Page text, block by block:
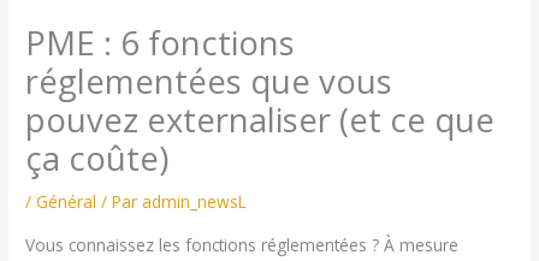
PME : 6 fonctions
réglementées que vous
pouvez externaliser (et ce que
ça coûte)
/Général / Paradmin_newsL
Vous connaissez les fonctions réglementées ? À mesure